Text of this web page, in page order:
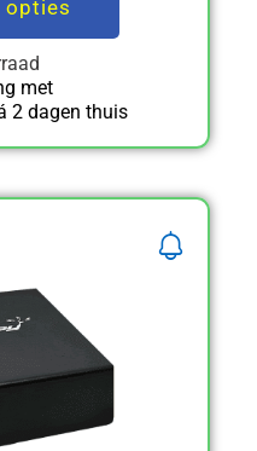
opties
met
2 dagen thuis